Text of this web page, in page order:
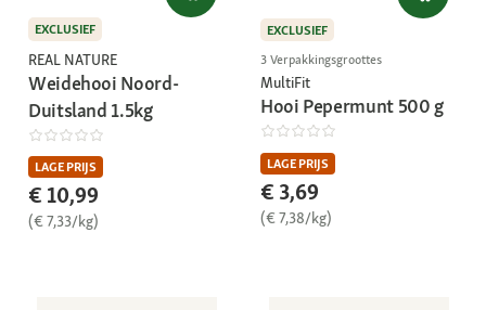
EXCLUSIEF
REAL NATURE
Weidehooi Noord-
Duitsland 1.5kg
LAGE PRIJS
€ 10,99
(€ 7,33/kg)
EXCLUSIEF
3 Verpakkingsgroottes
MultiFit
Hooi Pepermunt 500 g
LAGE PRIJS
€ 3,69
(€ 7,38/kg)